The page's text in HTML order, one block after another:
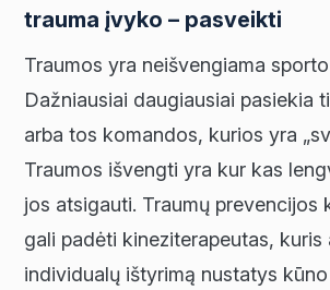
trauma įvyko – pasveikti
Traumos yra neišvengiama
Dažniausiai daugiausiai pasiekia
arba tos komandos, kurios yra
Traumos išvengti yra kur kas
jos atsigauti. Traumų prevencijos
gali padėti kineziterapeutas, kuris
individualų ištyrimą nustatys